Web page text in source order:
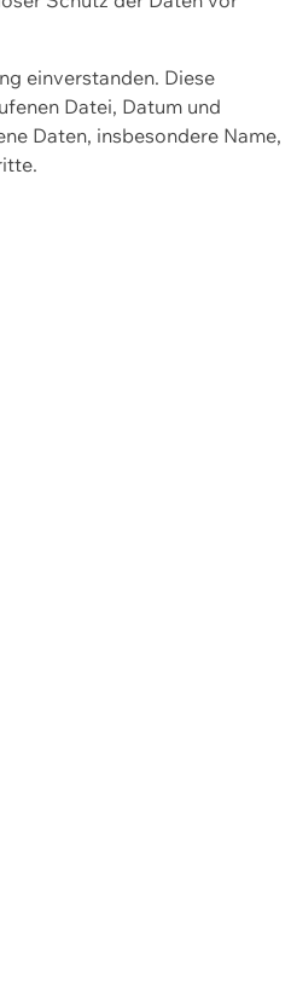
einverstanden. Diese
Datei, Datum und
Daten, insbesondere Name,